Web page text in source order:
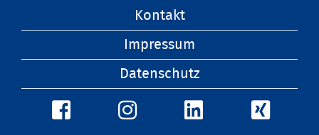
Kontakt
Impressum
Datenschutz